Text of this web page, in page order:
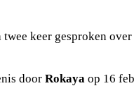
twee keer gesproken
door Rokaya op 16